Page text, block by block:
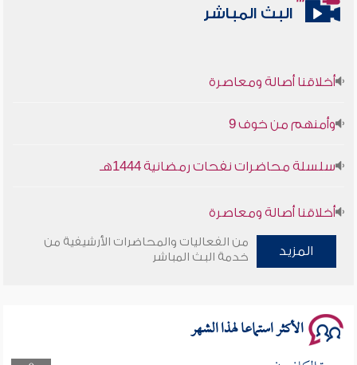
البث المباشر
أخلاقنا أصالة ومعاصرة
وأمنهم من خوف 9
سلسلة محاضرات نفحات رمضانية 1444هـ
أخلاقنا أصالة ومعاصرة
وأمنهم من خوف 9
المزيد
من الفعاليات والمحاضرات الأرشيفية من
خدمة البث المباشر
الأكثر استماعا لهذا الشهر